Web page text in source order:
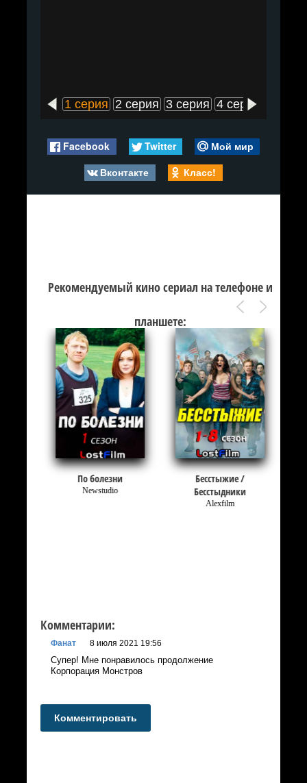
1 серия 2 серия 3 серия 4 серия
Facebook Twitter
Мой мир
Вконтакте
Класс!
Рекомендуемый кино сериал на телефоне и
планшете:
По болезни
Newstudio
Бесстыжие /
Бесстыдники
Alexfilm
Комментарии:
Фанат 8 июля 2021 19:56
Супер! Мне понравилось продолжение
Корпорация Монстров
Комментировать